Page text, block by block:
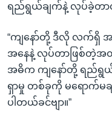
ရည်ရွယ်ချက်နဲ့ လုပ်ခဲ့တာ
“ကျနော်တို့ ဒီလို လက်ရှိ
အနေနဲ့ လုပ်တာဖြစ်တဲ့အ
အဓိက ကျနော်တို့ ရည်ရွ
ရှာမှု တစ်ခုကို မရောက်မခ
ပါတယ်ခင်ဗျာ။”